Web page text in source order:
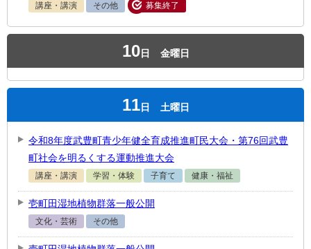
講座・講演 その他 募集終了
10日 金曜日
11日 土曜日
令和8年度武豊町青少年健全育成推進町民大会・第76回武豊
町社会を明るくする運動推進大会
講座・講演 学習・体験 子育て 健康・福祉
壱町田湿地植物群落一般公開
文化・芸術 その他